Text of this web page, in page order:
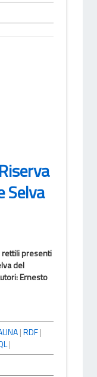
Selva
rettili presenti
del
Ernesto
|RDF|
|